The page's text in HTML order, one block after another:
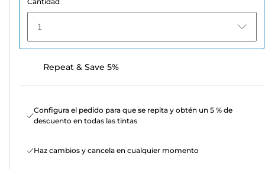
1
Repeat & Save 5%
Configura el pedido para que se repita y obtén un 5 % de
descuento en todas las tintas
Haz cambios y cancela en cualquier momento